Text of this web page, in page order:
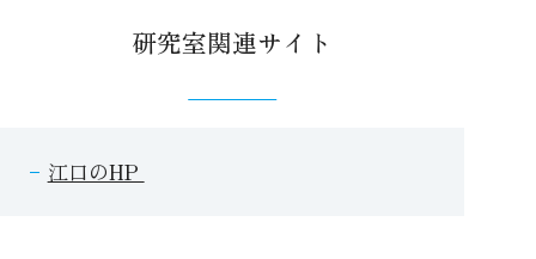
研究室関連サイト
江口のHP